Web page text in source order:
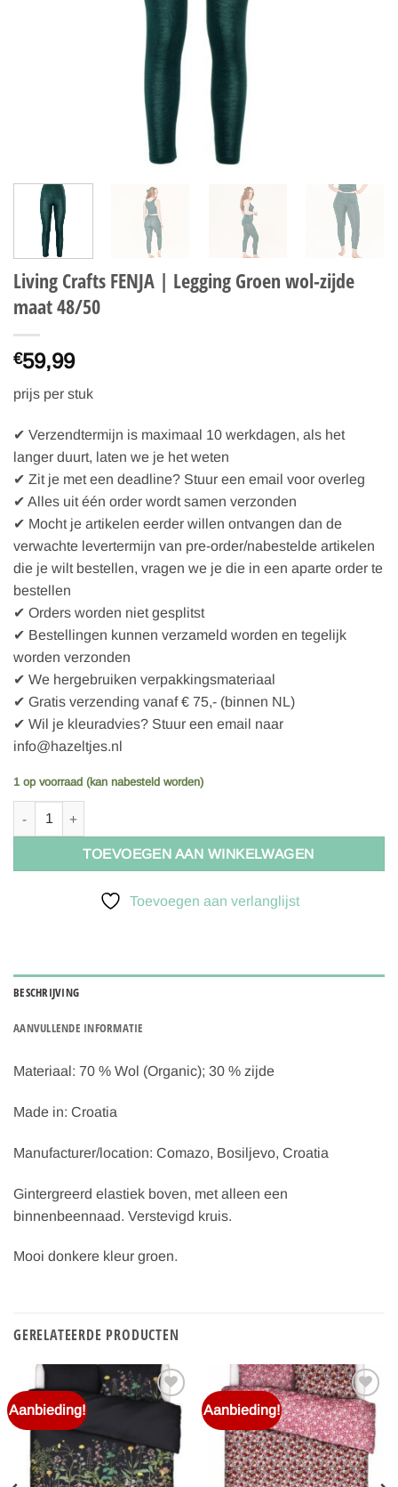
Living Crafts FENJA | Legging Groen wol-zijde
maat 48/50
€59,99
prijs per stuk
✔ Verzendtermijn is maximaal 10 werkdagen, als het
langer duurt, laten we je het weten
✔ Zit je met een deadline? Stuur een email voor overleg
✔ Alles uit één order wordt samen verzonden
✔ Mocht je artikelen eerder willen ontvangen dan de
verwachte levertermijn van pre-order/nabestelde artikelen
die je wilt bestellen, vragen we je die in een aparte order te
bestellen
✔ Orders worden niet gesplitst
✔ Bestellingen kunnen verzameld worden en tegelijk
worden verzonden
✔ We hergebruiken verpakkingsmateriaal
✔ Gratis verzending vanaf € 75,- (binnen NL)
✔ Wil je kleuradvies? Stuur een email naar
info@hazeltjes.nl
1 op voorraad (kan nabesteld worden)
Living Crafts FENJA | Legging Groen wol-zijde maat 48/50 aantal
TOEVOEGEN AAN WINKELWAGEN
Toevoegen aan verlanglijst
BESCHRIJVING
AANVULLENDE INFORMATIE
Materiaal: 70 % Wol (Organic); 30 % zijde
Made in: Croatia
Manufacturer/location: Comazo, Bosiljevo, Croatia
Gintergreerd elastiek boven, met alleen een
binnenbeennaad. Verstevigd kruis.
Mooi donkere kleur groen.
GERELATEERDE PRODUCTEN
Aanbieding!
Toevoegen
verlanglijst
Aanbieding!
Toevoegen
aan
verlanglijst